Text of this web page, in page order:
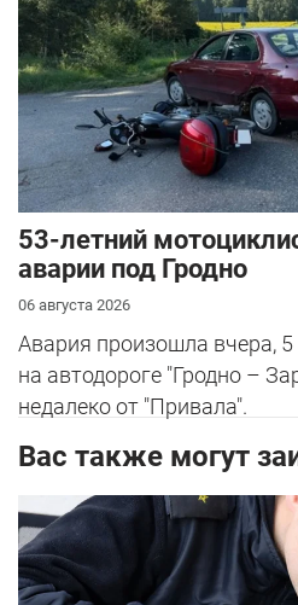
53-летний
аварии под Гродно
06 августа 2026
Авария произошла вчера, 5
на автодороге "Гродно –
недалеко от "Привала".
Вас также могут